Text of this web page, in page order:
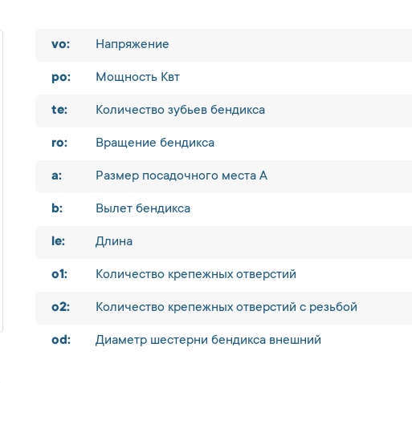
vo: Напряжение
po: Мощность Квт
te: Количество зубьев бендикса
ro: Вращение бендикса
a: Размер посадочного места A
b: Вылет бендикса
le: Длина
o1: Количество крепежных отверстий
o2: Количество крепежных отверстий с резьбой
od: Диаметр шестерни бендикса внешний